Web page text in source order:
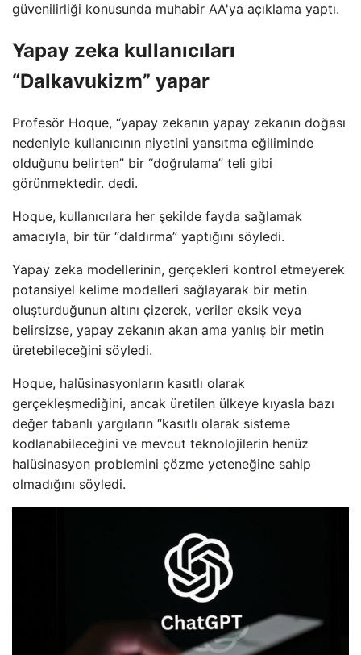
güvenilirliği konusunda muhabir AA'ya açıklama yaptı.
Yapay zeka kullanıcıları
“Dalkavukizm” yapar
Profesör Hoque, “yapay zekanın yapay zekanın doğası
nedeniyle kullanıcının niyetini yansıtma eğiliminde
olduğunu belirten” bir “doğrulama” teli gibi
görünmektedir. dedi.
Hoque, kullanıcılara her şekilde fayda sağlamak
amacıyla, bir tür “daldırma” yaptığını söyledi.
Yapay zeka modellerinin, gerçekleri kontrol etmeyerek
potansiyel kelime modelleri sağlayarak bir metin
oluşturduğunun altını çizerek, veriler eksik veya
belirsizse, yapay zekanın akan ama yanlış bir metin
üretebileceğini söyledi.
Hoque, halüsinasyonların kasıtlı olarak
gerçekleşmediğini, ancak üretilen ülkeye kıyasla bazı
değer tabanlı yargıların “kasıtlı olarak sisteme
kodlanabileceğini ve mevcut teknolojilerin henüz
halüsinasyon problemini çözme yeteneğine sahip
olmadığını söyledi.